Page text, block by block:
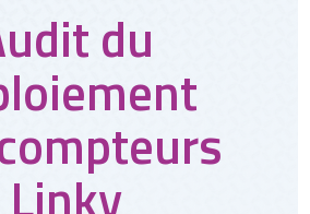
du
Linky